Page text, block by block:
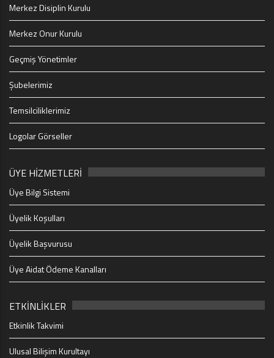
Merkez Disiplin Kurulu
Merkez Onur Kurulu
Geçmiş Yönetimler
Şubelerimiz
Temsilciliklerimiz
Logolar Görseller
ÜYE HİZMETLERİ
Üye Bilgi Sistemi
Üyelik Koşulları
Üyelik Başvurusu
Üye Aidat Ödeme Kanalları
ETKİNLİKLER
Etkinlik Takvimi
Ulusal Bilişim Kurultayı